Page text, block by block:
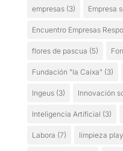
empresas(3) Empresa
Encuentro Empresas
flores de pascua (5)
Fundación "la Caixa" (3)
Ingeus(3) Innovación
Inteligencia Artificial (3)
Labora (7) limpieza